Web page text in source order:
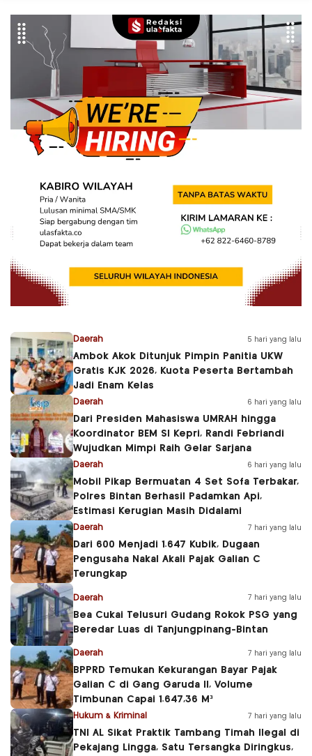
Daerah 5 hari yang lalu
Ambok Akok Ditunjuk Pimpin Panitia UKW
Gratis KJK 2026, Kuota Peserta Bertambah
Jadi Enam Kelas
Daerah 6 hari yang lalu
Dari Presiden Mahasiswa UMRAH hingga
Koordinator BEM SI Kepri, Randi Febriandi
Wujudkan Mimpi Raih Gelar Sarjana
Daerah 6 hari yang lalu
Mobil Pikap Bermuatan 4 Set Sofa Terbakar,
Polres Bintan Berhasil Padamkan Api,
Estimasi Kerugian Masih Didalami
Daerah 7 hari yang lalu
Dari 600 Menjadi 1.647 Kubik, Dugaan
Pengusaha Nakal Akali Pajak Galian C
Terungkap
Daerah 7 hari yang lalu
Bea Cukai Telusuri Gudang Rokok PSG yang
Beredar Luas di Tanjungpinang-Bintan
Daerah 7 hari yang lalu
BPPRD Temukan Kekurangan Bayar Pajak
Galian C di Gang Garuda II, Volume
Timbunan Capai 1.647,36 M³
Hukum & Kriminal 7 hari yang lalu
TNI AL Sikat Praktik Tambang Timah Ilegal di
Pekajang Lingga, Satu Tersangka Diringkus,